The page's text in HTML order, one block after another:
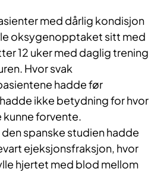
med dårlig kondisjon
oksygenopptaket sitt med
12 uker med daglig trening
Hvor svak
hadde før
ikke betydning for hvor
forvente.
spanske studien hadde
ejeksjonsfraksjon, hvor
hjertet med blod mellom